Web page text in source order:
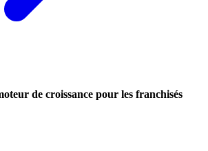
de croissance pour les franchisés